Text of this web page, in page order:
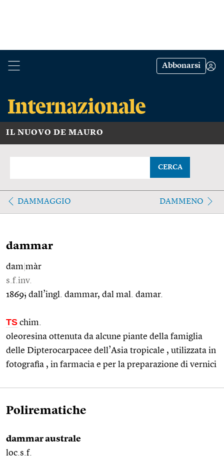
Abbonarsi
IL NUOVO DE MAURO
CERCA
DAMMAGGIO DAMMENO
dammar
dam màr
s.f.inv.
1869; dall’ingl. dammar, dal mal. damar.
TS chim.
oleoresina ottenuta da alcune piante della famiglia
delle Dipterocarpacee dell’Asia tropicale , utilizzata in
fotografia , in farmacia e per la preparazione di vernici
Polirematiche
dammar australe
loc.s.f.